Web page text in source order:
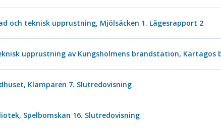
och teknisk upprustning, Mjölsäcken 1. Lägesrapport 2
upprustning av Kungsholmens brandstation, Kartagos
Klamparen 7. Slutredovisning
Spelbomskan 16. Slutredovisning